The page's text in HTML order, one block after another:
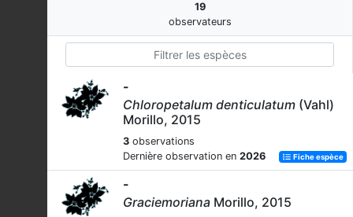
19
observateurs
-
Chloropetalum denticulatum (Vahl)
Morillo, 2015
3 observations
Dernière observation en 2026 Fiche espèce
-
Graciemoriana Morillo, 2015